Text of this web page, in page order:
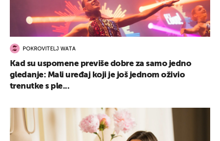
POKROVITELJ WATA
Kad su uspomene previše dobre za samo jedno
gledanje: Mali uređaj koji je još jednom oživio
trenutke s ple...